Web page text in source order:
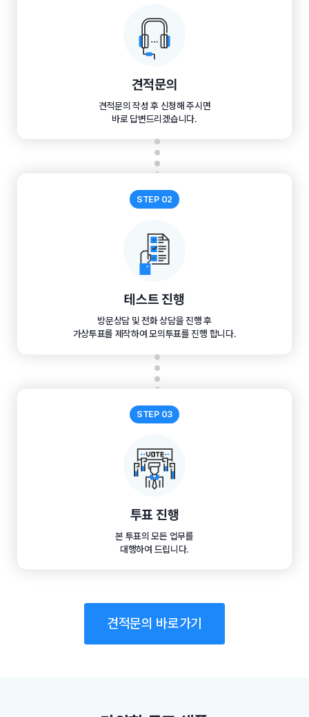
견적문의
견적문의 작성 후 신청해 주시면
바로 답변드리겠습니다.
STEP 02
테스트 진행
방문상담 및 전화 상담을 진행 후
가상투표를 제작하여 모의투표를 진행 합니다.
STEP 03
투표 진행
본 투표의 모든 업무를
대행하여 드립니다.
견적문의 바로가기